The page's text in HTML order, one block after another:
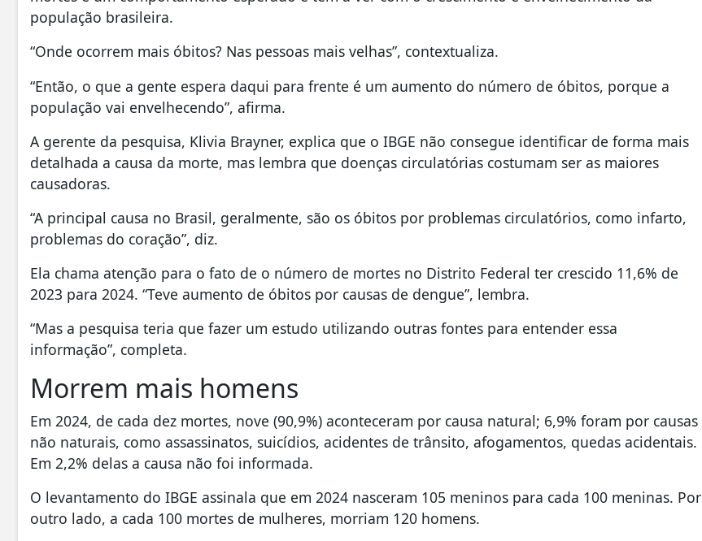
população brasileira.
“Onde ocorrem mais óbitos? Nas pessoas mais velhas”, contextualiza.
“Então, o que a gente espera daqui para frente é um aumento do número de óbitos, porque a
população vai envelhecendo”, afirma.
A gerente da pesquisa, Klivia Brayner, explica que o IBGE não consegue identificar de forma mais
detalhada a causa da morte, mas lembra que doenças circulatórias costumam ser as maiores
causadoras.
“A principal causa no Brasil, geralmente, são os óbitos por problemas circulatórios, como infarto,
problemas do coração”, diz.
Ela chama atenção para o fato de o número de mortes no Distrito Federal ter crescido 11,6% de
2023 para 2024. “Teve aumento de óbitos por causas de dengue”, lembra.
“Mas a pesquisa teria que fazer um estudo utilizando outras fontes para entender essa
informação”, completa.
Morrem mais homens
Em 2024, de cada dez mortes, nove (90,9%) aconteceram por causa natural; 6,9% foram por causas
não naturais, como assassinatos, suicídios, acidentes de trânsito, afogamentos, quedas acidentais.
Em 2,2% delas a causa não foi informada.
O levantamento do IBGE assinala que em 2024 nasceram 105 meninos para cada 100 meninas. Por
outro lado, a cada 100 mortes de mulheres, morriam 120 homens.